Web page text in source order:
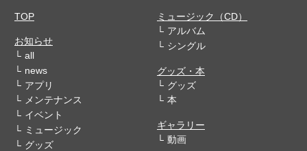
TOP
お知らせ
all
news
アプリ
メンテナンス
イベント
ミュージック
グッズ
ミュージック（CD）
アルバム
シングル
グッズ・本
グッズ
本
ギャラリー
動画